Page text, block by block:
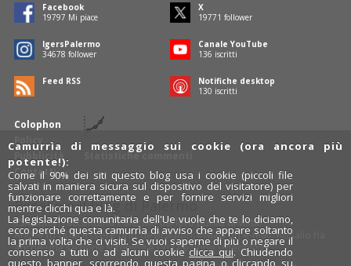
Colophon
Policy
Pubblicità
Contatti
Statistiche commenti
Facebook
19797 Mi piace
X
19771 follower
IgersPalermo
34678 follower
Canale YouTube
136 iscritti
Feed RSS
Notifiche desktop
130 iscritti
Rosalio è il blog di Palermo
754 autoriraccontano Palermo dal loro punto di vista.
Anche tu puoi essere uno degli autori: inviaci un' e-mail. Rosalio ha
anche una sezionefotobloge una sezionevideoblog.
Camurrìa di messaggio sui cookie (ora ancora più
potente!):
Come il 90% dei siti questo blog usa i cookie (piccoli file
salvati in maniera sicura sul dispositivo del visitatore) per
funzionare correttamente e per fornire servizi migliori
mentre clicchi qua e là.
La legislazione comunitaria dell'Ue vuole che te lo diciamo,
ecco perché questa camurrìa di avviso che appare soltanto
la prima volta che ci visiti. Se vuoi saperne di più o negare il
consenso a tutti o ad alcuni cookie clicca qui. Chiudendo
questo banner, scorrendo questa pagina o cliccando su